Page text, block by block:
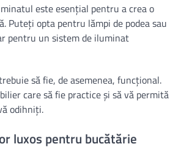
este esențial pentru a crea o
Puteți opta pentru lămpi de podea sau
pentru un sistem de iluminat
să fie, de asemenea, funcțional.
care să fie practice și să vă permită
odihniți.
luxos pentru bucătărie